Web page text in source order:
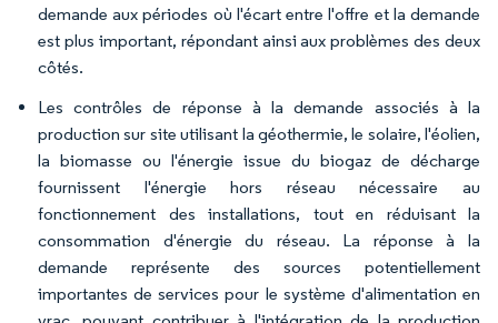
demande aux périodes où l'écart entre l'offre et la demande
est plus important, répondant ainsi aux problèmes des deux
côtés.
Les contrôles de réponse à la demande associés à la
production sur site utilisant la géothermie, le solaire, l'éolien,
la biomasse ou l'énergie issue du biogaz de décharge
fournissent l'énergie hors réseau nécessaire au
fonctionnement des installations, tout en réduisant la
consommation d'énergie du réseau. La réponse à la
demande représente des sources potentiellement
importantes de services pour le système d'alimentation en